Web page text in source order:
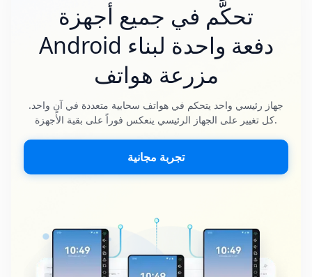
تحكَّم في جميع أجهزة
Android دفعة واحدة لبناء
مزرعة هواتف
جهاز رئيسي واحد يتحكم في هواتف سحابية متعددة في آنٍ واحد.
كل تغيير على الجهاز الرئيسي ينعكس فوراً على بقية الأجهزة.
تجربة مجانية